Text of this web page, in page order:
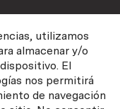
utilizamos
almacenar y/o
El
nos permitirá
de navegación